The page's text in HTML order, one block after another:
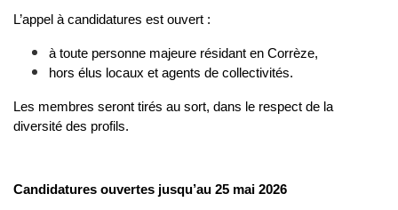
L’appel à candidatures est ouvert :
à toute personne majeure résidant en Corrèze,
hors élus locaux et agents de collectivités.
Les membres seront tirés au sort, dans le respect de la
diversité des profils.
Candidatures ouvertes jusqu’au 25 mai 2026